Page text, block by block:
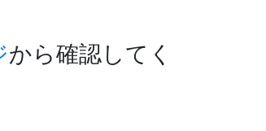
から確認してく